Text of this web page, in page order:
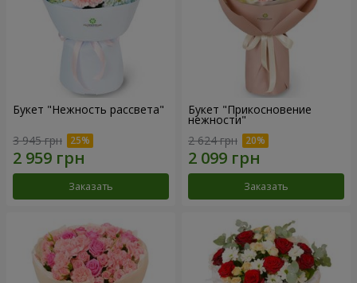
Букет "Нежность рассвета"
3 945 грн
Заказать
Букет "Прикосновение
нежности"
2 624 грн
Заказать